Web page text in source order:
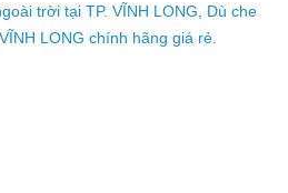
trời tại TP. VĨNH LONG, Dù che
LONG chính hãng giá rẻ.